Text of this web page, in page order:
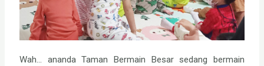
Wah… ananda Taman Bermain Besar sedang bermain